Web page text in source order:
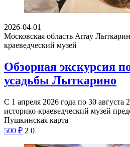
2026-04-01
Московская область Array
краеведческий музей
Обзорная экскурсия
усадьбы Лыткарино
С 1 апреля 2026 года по 30 августа
историко-краеведческий музей
Пушкинская карта
500 ₽ 2 0